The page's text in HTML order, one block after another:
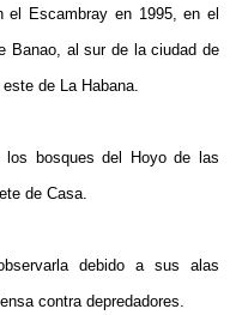
el Escambray en 1995, en el
Banao, al sur de la ciudad de
de La Habana.
bosques del Hoyo de las
de Casa.
debido a sus alas
contra depredadores.